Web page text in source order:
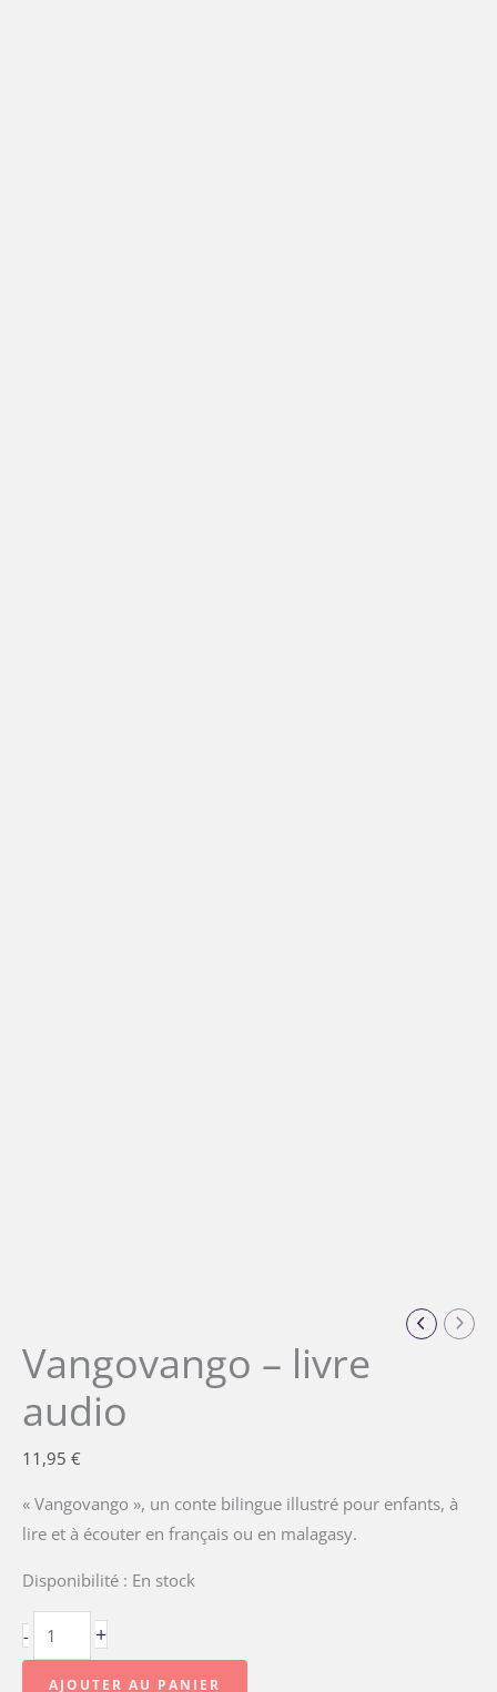
Vangovango – livre
audio
11,95 €
« Vangovango », un conte bilingue illustré pour enfants, à
lire et à écouter en français ou en malagasy.
Disponibilité : En stock
- +
AJOUTER AU PANIER